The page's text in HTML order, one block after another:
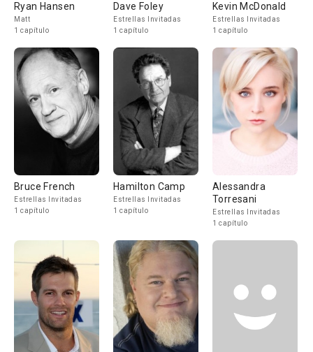
Ryan Hansen
Matt
1 capítulo
Dave Foley
Estrellas Invitadas
1 capítulo
Kevin McDonald
Estrellas Invitadas
1 capítulo
Bruce French
Estrellas Invitadas
1 capítulo
Hamilton Camp
Estrellas Invitadas
1 capítulo
Alessandra
Torresani
Estrellas Invitadas
1 capítulo